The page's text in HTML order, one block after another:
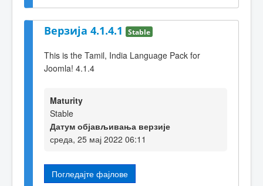
Верзија 4.1.4.1 Stable
This is the Tamil, India Language Pack for
Joomla! 4.1.4
Maturity
Stable
Датум објављивања верзије
среда, 25 мај 2022 06:11
Погледајте фајлове